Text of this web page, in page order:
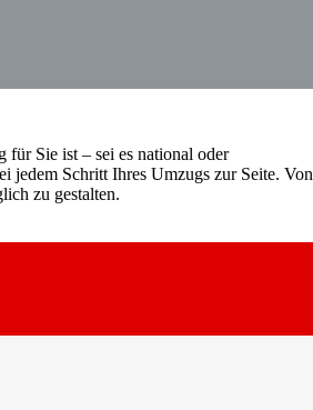
Sie ist – sei es national oder
jedem Schritt Ihres Umzugs zur Seite. Von
zu gestalten.